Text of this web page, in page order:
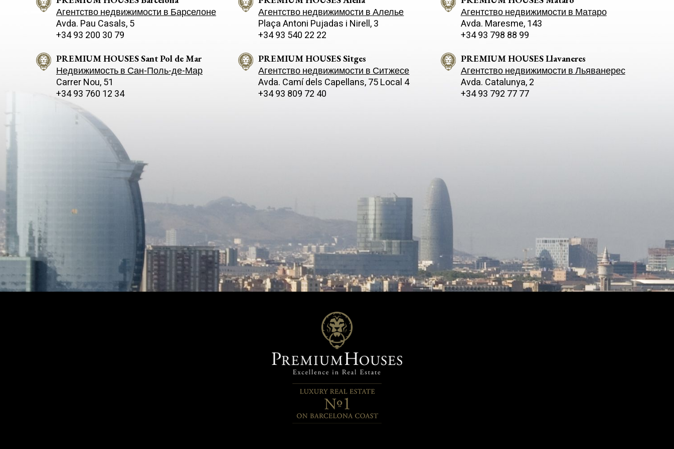
Агентство недвижимости в Барселоне
Avda. Pau Casals, 5
+34 93 200 30 79
Агентство недвижимости в Алелье
Plaça Antoni Pujadas i Nirell, 3
+34 93 540 22 22
Агентство недвижимости в Матаро
Avda. Maresme, 143
+34 93 798 88 99
PREMIUM HOUSES Sant Pol de Mar
Недвижимость в Сан-Поль-де-Мар
Carrer Nou, 51
+34 93 760 12 34
PREMIUM HOUSES Sitges
Агентство недвижимости в Ситжесе
Avda. Camí­ dels Capellans, 75 Local 4
+34 93 809 72 40
PREMIUM HOUSES Llavaneres
Агентство недвижимости в Льяванерес
Avda. Catalunya, 2
+34 93 792 77 77